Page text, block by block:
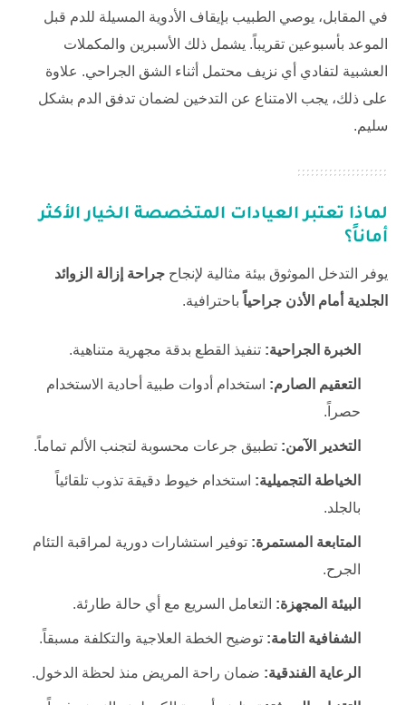
في المقابل، يوصي الطبيب بإيقاف الأدوية المسيلة للدم قبل
الموعد بأسبوعين تقريباً. يشمل ذلك الأسبرين والمكملات
العشبية لتفادي أي نزيف محتمل أثناء الشق الجراحي. علاوة
على ذلك، يجب الامتناع عن التدخين لضمان تدفق الدم بشكل
سليم.
لماذا تعتبر العيادات المتخصصة الخيار الأكثر
أماناً؟
يوفر التدخل الموثوق بيئة مثالية لإنجاح جراحة إزالة الزوائد
الجلدية أمام الأذن جراحياً باحترافية.
الخبرة الجراحية: تنفيذ القطع بدقة مجهرية متناهية.
التعقيم الصارم: استخدام أدوات طبية أحادية الاستخدام
حصراً.
التخدير الآمن: تطبيق جرعات محسوبة لتجنب الألم تماماً.
الخياطة التجميلية: استخدام خيوط دقيقة تذوب تلقائياً
بالجلد.
المتابعة المستمرة: توفير استشارات دورية لمراقبة التئام
الجرح.
البيئة المجهزة: التعامل السريع مع أي حالة طارئة.
الشفافية التامة: توضيح الخطة العلاجية والتكلفة مسبقاً.
الرعاية الفندقية: ضمان راحة المريض منذ لحظة الدخول.